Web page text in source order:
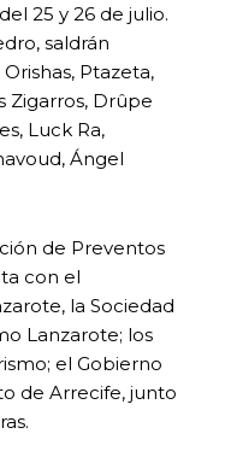
25 y 26 de julio.
saldrán
Ptazeta,
Zigarros, Drûpe
Luck Ra,
Ángel
de Preventos
con el
la Sociedad
Lanzarote; los
el Gobierno
de Arrecife, junto